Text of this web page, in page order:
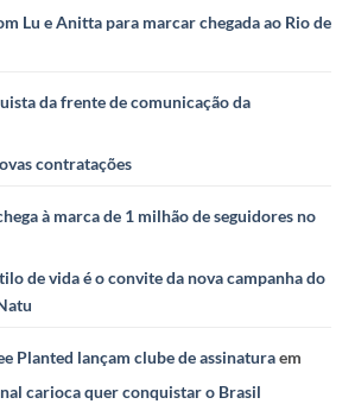
Lu e Anitta para marcar chegada ao Rio de
da frente de comunicação da
contratações
à marca de 1 milhão de seguidores no
de vida é o convite da nova campanha do
Planted lançam clube de assinaturaem
carioca quer conquistar o Brasil